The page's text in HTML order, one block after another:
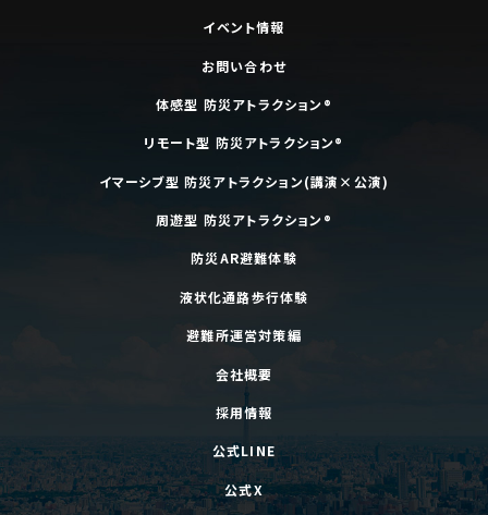
イベント情報
お問い合わせ
体感型 防災アトラクション®
リモート型 防災アトラクション®
イマーシブ型 防災アトラクション(講演×公演)
周遊型 防災アトラクション®
防災AR避難体験
液状化通路歩行体験
避難所運営対策編
会社概要
採用情報
公式LINE
公式X